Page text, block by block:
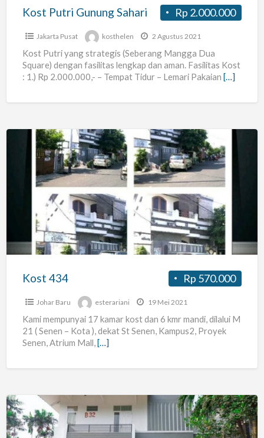
Rp 2.000.000
Kost Putri Gunung Sahari
Jakarta Pusat kosthelen 2 Agustus 2021
Kost Putri yang strategis (Seberang Mangga Dua
Square) dengan fasilitas lengkap dan aman. Fasilitas Kost
: 1.) Rp 2.000.000,- – Tempat Tidur – Lemari Pakaian […]
Rp 570.000
Kost 434
Johar Baru esterariani 19 Mei 2021
Kami mempunyai 17 kamar kost dan 6 kmr mandi, dilalui M
21 ( Senen – Kota ), dekat St Senen, Kampus2, Proyek
Senen, Atrium Mall,[…]
KoolKost